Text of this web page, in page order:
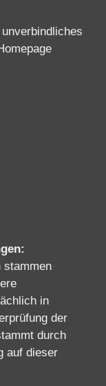
stammen
in
der
durch
auf dieser